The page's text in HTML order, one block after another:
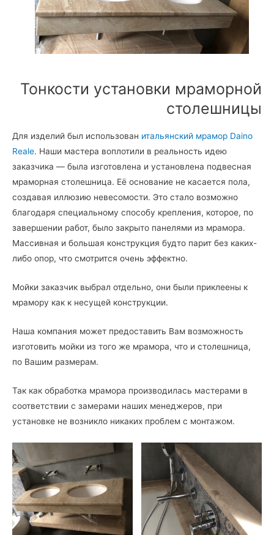
Тонкости установки мраморной
столешницы
Для изделий был использован итальянский мрамор Daino
Reale. Наши мастера воплотили в реальность идею
заказчика — была изготовлена и установлена подвесная
мраморная столешница. Её основание не касается пола,
создавая иллюзию невесомости. Это стало возможно
благодаря специальному способу крепления, которое, по
завершении работ, было закрыто панелями из мрамора.
Массивная и большая конструкция будто парит без каких-
либо опор, что смотрится очень эффектно.
Мойки заказчик выбрал отдельно, они были приклеены к
мрамору как к несущей конструкции.
Наша компания может предоставить Вам возможность
изготовить мойки из того же мрамора, что и столешница,
по Вашим размерам.
Так как обработка мрамора производилась мастерами в
соответствии с замерами наших менеджеров, при
установке не возникло никаких проблем с монтажом.